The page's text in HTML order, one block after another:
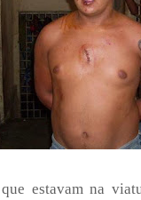
estavam na